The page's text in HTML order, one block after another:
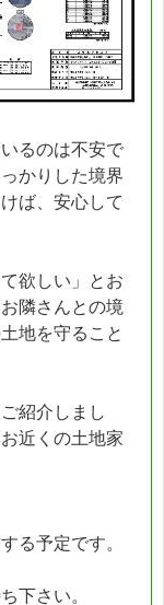
るのは不安で
かりした境界
ば、安心して
欲しい」とお
隣さんとの境
地を守ること
紹介しまし
近くの土地家
る予定です。
下さい。